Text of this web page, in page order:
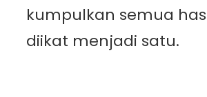
kumpulkan semua
diikat menjadi satu.